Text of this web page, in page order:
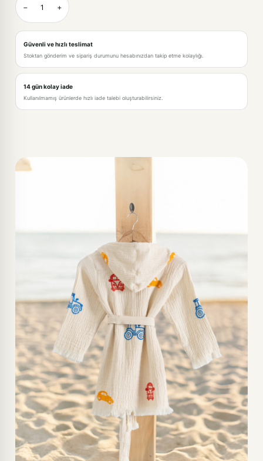
KREM-5-6 YAŞ
KREM-7-8 YAŞ
− +
Güvenli ve hızlı teslimat
Stoktan gönderim ve sipariş durumunu hesabınızdan takip etme kolaylığı.
14 gün kolay iade
Kullanılmamış ürünlerde hızlı iade talebi oluşturabilirsiniz.